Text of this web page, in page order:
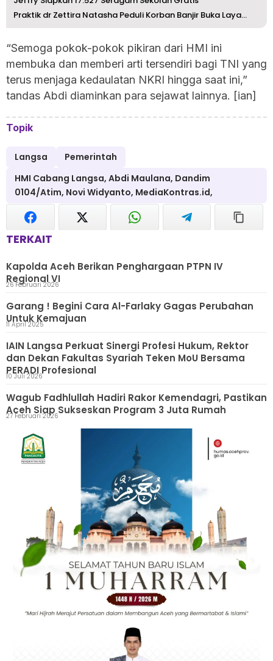
Praktik dr Zettira Natasha Peduli Korban Banjir Buka Laya...
“Semoga pokok-pokok pikiran dari HMI ini
membuka dan memberi arti tersendiri bagi TNI yang
terus menjaga kedaulatan NKRI hingga saat ini,”
tandas Abdi diaminkan para sejawat lainnya. [ian]
Topik
Langsa
Pemerintah
HMI Cabang Langsa, Abdi Maulana, Dandim
0104/Atim, Novi Widyanto, MediaKontras.id,
TERKAIT
Kapolda Aceh Berikan Penghargaan PTPN IV
Regional VI
26 Februari 2026
Garang ! Begini Cara Al-Farlaky Gagas Perubahan
Untuk Kemajuan
11 April 2025
IAIN Langsa Perkuat Sinergi Profesi Hukum, Rektor
dan Dekan Fakultas Syariah Teken MoU Bersama
PERADI Profesional
10 Juli 2026
Wagub Fadhlullah Hadiri Rakor Kemendagri, Pastikan
Aceh Siap Sukseskan Program 3 Juta Rumah
27 Februari 2026